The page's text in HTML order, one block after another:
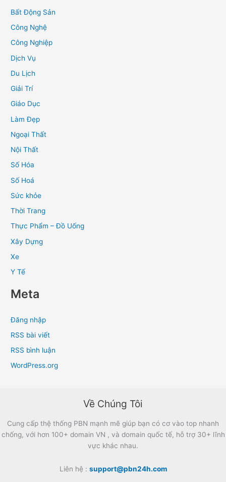
Bất Động Sản
Công Nghệ
Công Nghiệp
Dịch Vụ
Du Lịch
Giải Trí
Giáo Dục
Làm Đẹp
Ngoại Thất
Nội Thất
Số Hóa
Số Hoá
Sức khỏe
Thời Trang
Thực Phẩm – Đồ Uống
Xây Dựng
Xe
Y Tế
Meta
Đăng nhập
RSS bài viết
RSS bình luận
WordPress.org
Về Chúng Tôi
Cung cấp thệ thống PBN mạnh mẽ giúp bạn có cơ vào top nhanh
chống, với hơn 100+ domain VN , và domain quốc tế, hỗ trợ 30+ lĩnh
vực khác nhau.
Liên hệ : support@pbn24h.com